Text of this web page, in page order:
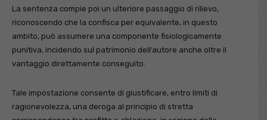
La sentenza compie poi un ulteriore passaggio di rilievo,
riconoscendo che la confisca per equivalente, in questo
ambito, può assumere una componente fisiologicamente
punitiva, incidendo sul patrimonio dell’autore anche oltre il
vantaggio direttamente conseguito.
Tale impostazione consente di giustificare, entro limiti di
ragionevolezza, una deroga al principio di stretta